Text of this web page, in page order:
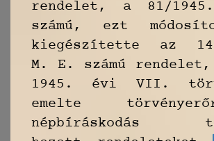
rendelet, a 81/
számú, ezt
kiegészítette az
M. E. számú
1945. évi VII.
emelte
népbíráskodás